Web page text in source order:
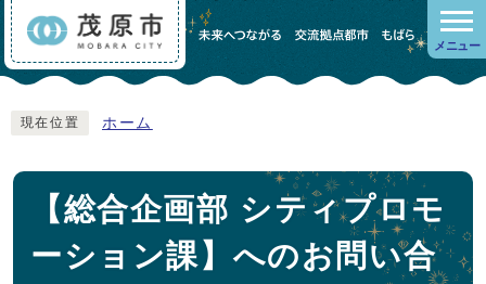
メニュー
現在位置 ホーム
【総合企画部 シティプロモ
ーション課】へのお問い合